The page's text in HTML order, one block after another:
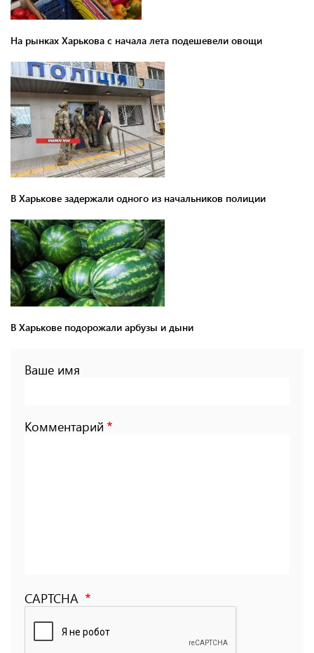
На рынках Харькова с начала лета подешевели овощи
В Харькове задержали одного из начальников полиции
В Харькове подорожали арбузы и дыни
Ваше имя
Комментарий
CAPTCHA